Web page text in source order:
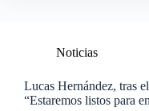
Noticias
Lucas Hernández, tras
“Estaremos listos para